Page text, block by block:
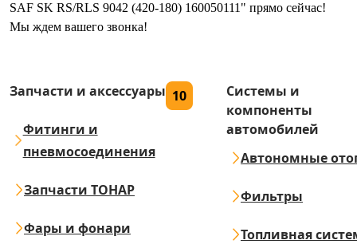
SAF SK RS/RLS 9042 (420-180) 160050111" прямо сейчас!
Мы ждем вашего звонка!
Запчасти и аксессуары 10
Фитинги и
пневмосоединения
Запчасти ТОНАР
Фары и фонари
Системы и
компоненты
автомобилей
Автономные
Фильтры
Топливная